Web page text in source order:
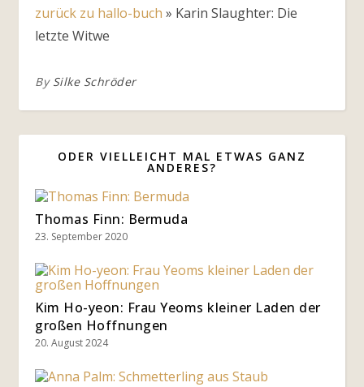
zurück zu hallo-buch » Karin Slaughter: Die
letzte Witwe
By Silke Schröder
ODER VIELLEICHT MAL ETWAS GANZ
ANDERES?
Thomas Finn: Bermuda
23. September 2020
Kim Ho-yeon: Frau Yeoms kleiner Laden der
großen Hoffnungen
20. August 2024